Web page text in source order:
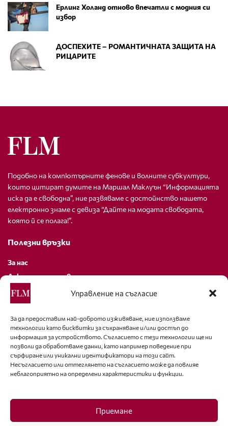
Управление на съгласие
За да предоставим най-доброто изживяване, ние използваме
технологии като бисквитки за съхраняване и/или достъп до
информация за устройството. Съгласието с тези технологии ще ни
позволи да обработваме данни, като например поведение при
сърфиране или уникални идентификатори на този сайт.
Несъгласието или оттеглянето на съгласието може да повлияе
неблагоприятно на определени характеристики и функции.
Приемане
Ерлинг Холанд отново впечатли с модния си
избор
ДОСПЕХИТЕ – РОМАНТИЧНАТА ЗАЩИТА НА
РИЦАРИТЕ
Подобно на компютърните фенове и волните субкултури,
които цитират думите на Маршал Маклуън “Информацията
иска да е свободна”, ние развяваме с достойнство нашето
електронно знаме с девиза “Дайте на модата свободата,
която й се полага!”.
Полезни връзки
За нас
Декларация за поверителност
Политика за бисквитки
За контакти
editor@fashion-lifestyle.net
+359 88 227 33 47
Последвайте ни
Facebook